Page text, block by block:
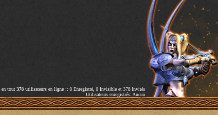
en tout 378 utilisateurs en ligne :: 0 Enregistré, 0 Invisible et 378 Invités
Utilisateurs enregistrés: Aucun